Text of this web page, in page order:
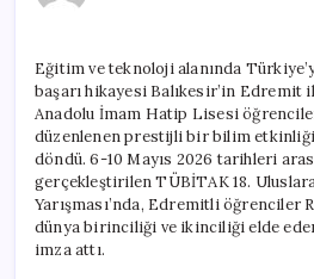
Eğitim ve teknoloji alanında
başarı hikayesi Balıkesir’in
Anadolu İmam Hatip Lisesi
düzenlenen prestijli bir bilim
döndü. 6-10 Mayıs 2026 tarihleri
gerçekleştirilen TÜBİTAK 18.
Yarışması’nda, Edremitli öğrenciler
dünya birinciliği ve ikinciliği elde
imza attı.